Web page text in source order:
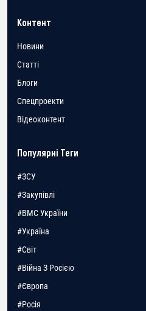
Контент
Новини
Статті
Блоги
Спецпроекти
Відеоконтент
Популярні Теги
#ЗСУ
#Закупівлі
#ВМС України
#Україна
#Світ
#Війна З Росією
#Європа
#Росія